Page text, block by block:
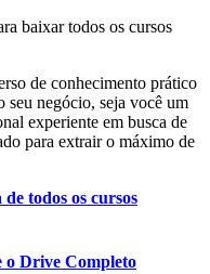
baixar todos os cursos
de conhecimento prático
seu negócio, seja você um
experiente em busca de
para extrair o máximo de
todos os cursos
o Drive Completo